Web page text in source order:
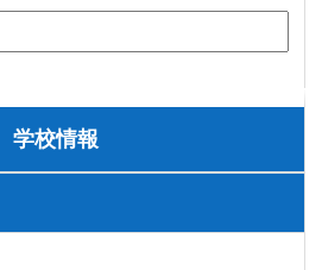
学校情報